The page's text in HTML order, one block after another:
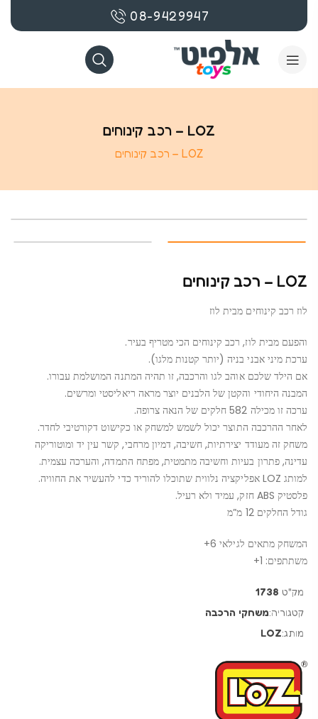
08-9429947
LOZ – רכב קינוחים
LOZ – רכב קינוחים
LOZ – רכב קינוחים
לוז רכב קינוחים מבית לוז
והפעם מבית לוז, רכב קינוחים הכי מטריף בעיר.
ערכת מיני אבני בניה (יותר קטנות מלגו).
אם הילד שלכם אוהב לגו והרכבה, זו תהיה המתנה המושלמת עבורו.
המבנה היחודי והקטן של הלבנים יוצר מראה ריאליסטי ומרשים.
ערכה זו מכילה 582 חלקים של הנאה צרופה.
לאחר ההרכבה התוצר יכול לשמש למשחק או כקישוט דקורטיבי לחדר.
משחק זה מעודד יצירתיות, חשיבה, דמיון מרחבי, קשר עין יד ומוטוריקה
עדינה, פתרון בעיות וחשיבה מתמטית, מפתח התמדה, והערכה עצמית.
למותג LOZ אפליקציה נלווית שתוכלו להוריד כדי להעשיר את החוויה.
פלסטיק ABS חזק, עמיד ולא רעיל.
גודל החלקים 12 מ”מ
המשחק מתאים לגילאי 6+
משתתפים: 1+
מק"ט 1738
קטגוריה:משחקי הרכבה
מותג:LOZ